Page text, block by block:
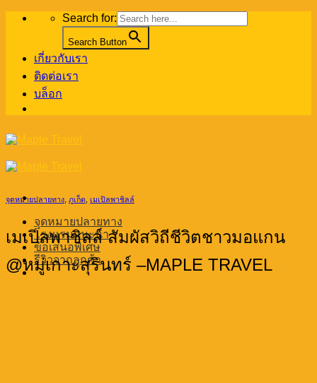
Skip
Search for:
Search Button
เกี่ยวกับเรา
ติดต่อเรา
บล็อก
จุดหมายปลายทาง
โรงแรมแนะนำ
ข้อเสนอพิเศษ
รีวิวจากลูกค้า
จุดหมายปลายทาง ภูเก็ต เมเปิลพาชิลล์
เมเปิลพาชิลล์ สัมผัสวิถีชีวิตชาวมอแกน
@หมู่เกาะสุรินทร์ –MAPLE TRAVEL